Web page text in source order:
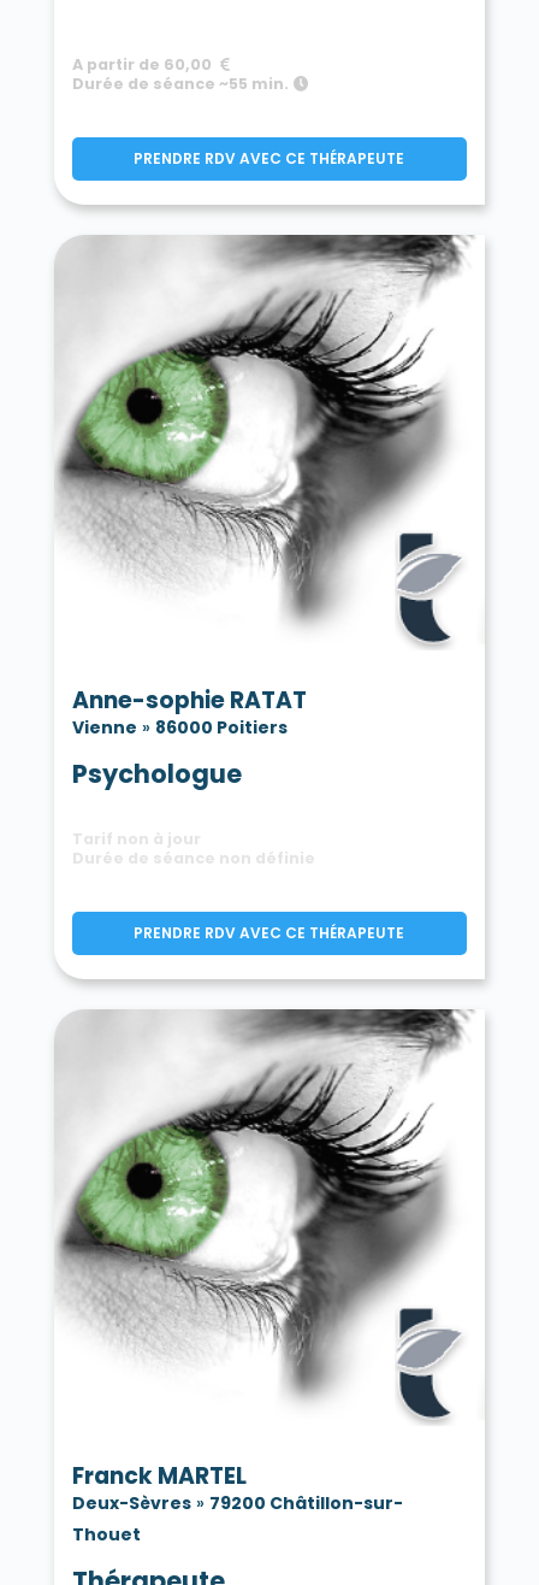
A partir de 60,00
Durée de séance ~55 min.
PRENDRE RDV AVEC CE THÉRAPEUTE
Anne-sophie RATAT
Vienne » 86000 Poitiers
Psychologue
Tarif non à jour
Durée de séance non définie
PRENDRE RDV AVEC CE THÉRAPEUTE
Franck MARTEL
Deux-Sèvres» 79200 Châtillon-sur-
Thouet